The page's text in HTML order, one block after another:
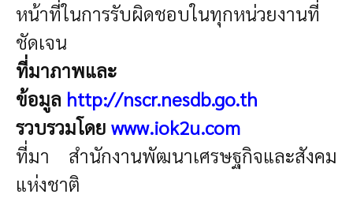
หน้าที่ในการรับผิดชอบในทุกหน่วยงานที่
ชัดเจน
ที่มาภาพและ
ข้อมูล http://nscr.nesdb.go.th
รวบรวมโดย www.iok2u.com
ที่มา สำนักงานพัฒนาเศรษฐกิจและสังคม
แห่งชาติ